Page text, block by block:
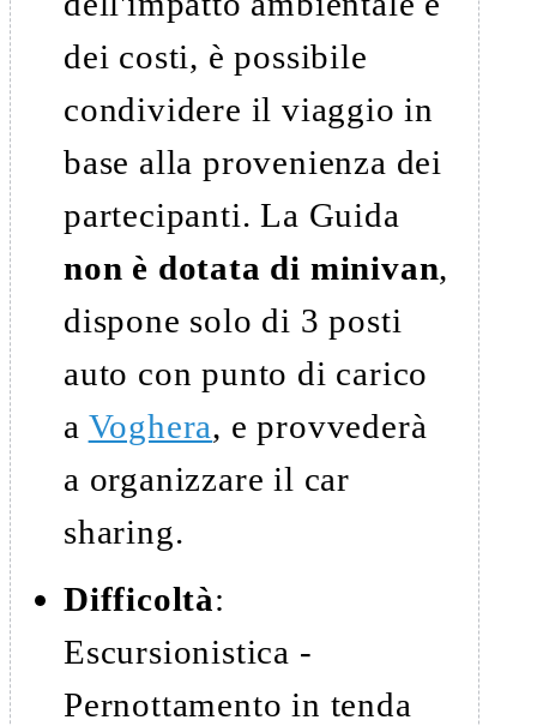
dei costi, è possibile
condividere il viaggio in
base alla provenienza dei
partecipanti. La Guida
non è dotata di minivan,
dispone solo di 3 posti
auto con punto di carico
a Voghera, e provvederà
a organizzare il car
sharing.
Difficoltà:
Escursionistica -
Pernottamento in tenda